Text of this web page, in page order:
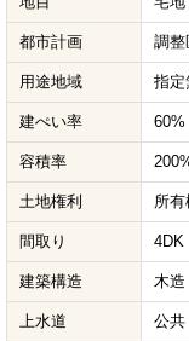
都市計画 調整
用途地域 指定
建ぺい率 60%
容積率
土地権利 所有
間取り 4DK
建築構造 木造
上水道 公共